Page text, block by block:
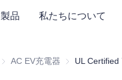
製品 私たちについて
AC EV充電器 AC EV充電器